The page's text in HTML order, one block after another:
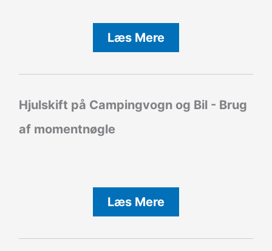
Læs Mere
Hjulskift på Campingvogn og Bil - Brug
af momentnøgle
Læs Mere